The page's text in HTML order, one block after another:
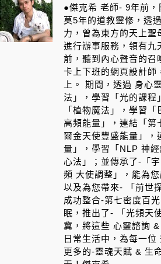
●傑克希 老師- 9年前
莫5年的道教靈修，透
力，曾為東方的天上
進行辦事服務，領有
前，聽到內心聲音的召
卡上下班的網頁設計師
上。 期間，透過 身心
法」，學習「光的課程
「植物魔法」，學習
高頻能量」，連結「第
爾金天使豐盛能量」，
量」，學習「NLP 神
心法」；並傳承了-「
頻 大使調整」，能為
以及為您帶來- 「前世
成功整合-第七密度百
眠，推出了- 「光頻天
冀，將這些 心靈諮詢
日常生活中，為每一
更多的-靈魂天賦 & 生